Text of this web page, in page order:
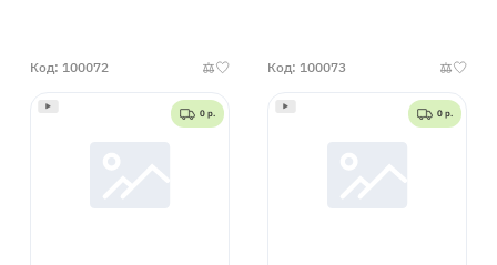
000492
Код: 100072
0 р.
Код: 100073
0 р.